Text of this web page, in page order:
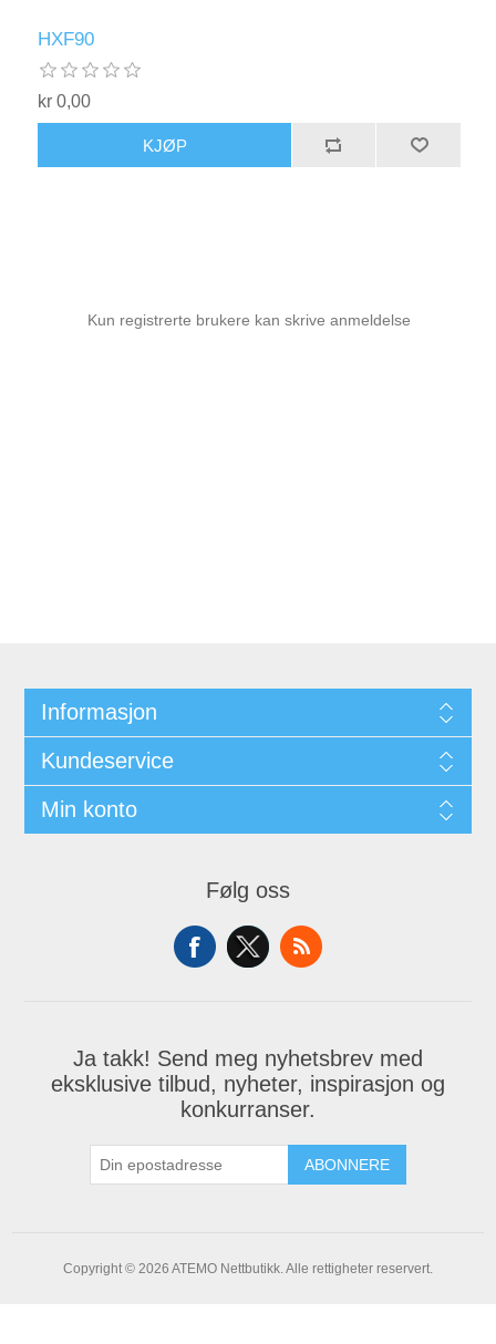
HXF90
kr 0,00
KJØP
Kun registrerte brukere kan skrive anmeldelse
Informasjon
Kundeservice
Min konto
Følg oss
Ja takk! Send meg nyhetsbrev med
eksklusive tilbud, nyheter, inspirasjon og
konkurranser.
ABONNERE
Copyright © 2026 ATEMO Nettbutikk. Alle rettigheter reservert.